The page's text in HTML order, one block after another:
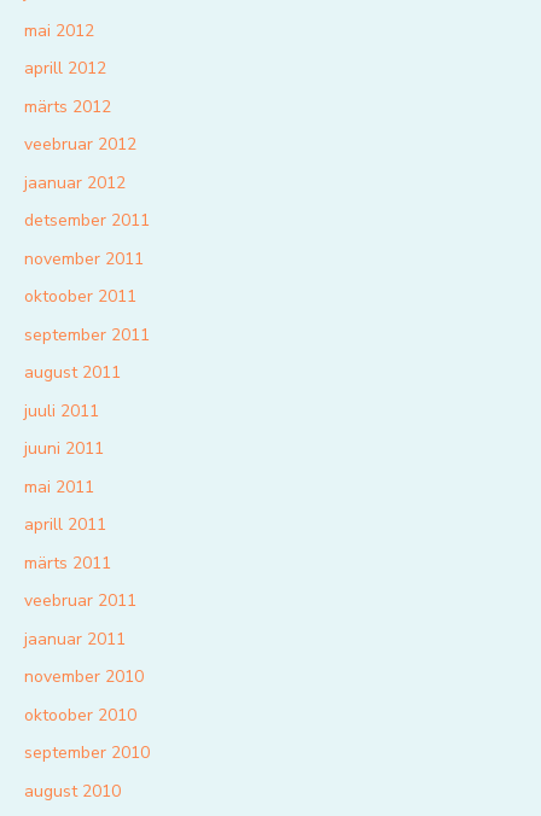
mai 2012
aprill 2012
märts 2012
veebruar 2012
jaanuar 2012
detsember 2011
november 2011
oktoober 2011
september 2011
august 2011
juuli 2011
juuni 2011
mai 2011
aprill 2011
märts 2011
veebruar 2011
jaanuar 2011
november 2010
oktoober 2010
september 2010
august 2010